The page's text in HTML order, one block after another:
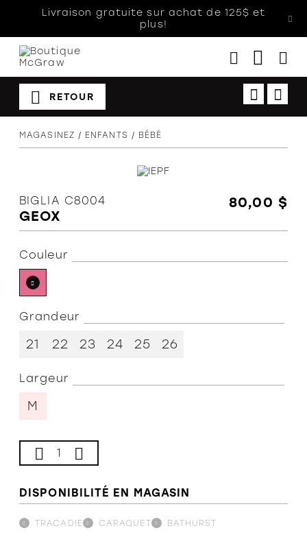
Livraison gratuite sur achat de 125$ et
plus!
Femmes
Enfants
RETOUR
MAGASINEZ ENFANTS BÉBÉ
BIGLIA C8004
GEOX
80,00 $
Couleur
Grandeur
21 22 23 24 25 26
Largeur
M
DISPONIBILITÉ EN MAGASIN
TRACADIE CARAQUET BATHURST